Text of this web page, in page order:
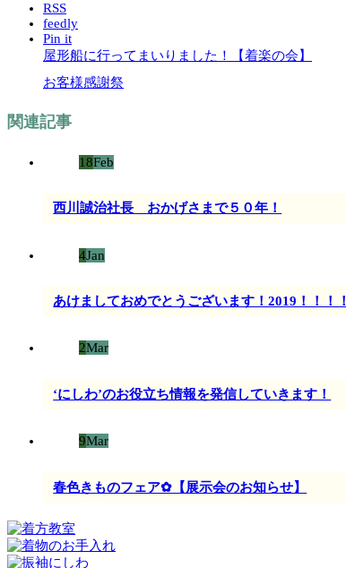
RSS
feedly
Pin it
屋形船に行ってまいりました！【着楽の会】
お客様感謝祭
関連記事
18Feb
西川誠治社長 おかげさまで５０年！
4Jan
あけましておめでとうございます！2019！！！！
2Mar
‘にしわ’のお役立ち情報を発信していきます！
9Mar
春色きものフェア✿【展示会のお知らせ】